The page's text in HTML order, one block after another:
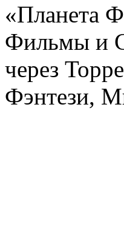
«Планета
Фильмы и
через
Фэнтези,